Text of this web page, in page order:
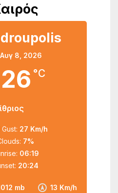
Αυγ 8, 2026
26 °C
mb 13 Km/h
27 Km/h
7%
06:19
20:24